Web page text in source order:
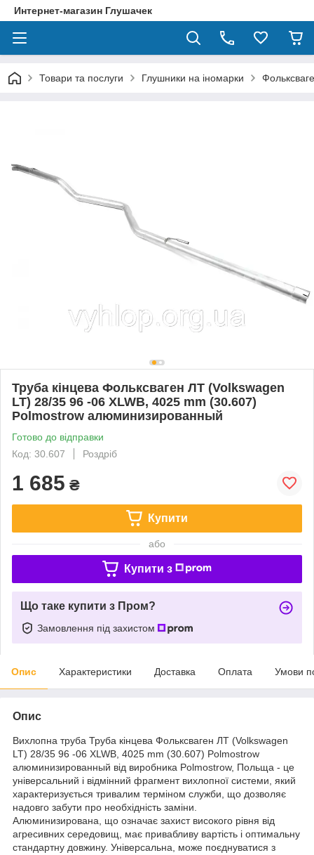
Интернет-магазин Глушачек
Товари та послуги Глушники на іномарки
Труба кінцева Фольксваген ЛТ (Volkswagen
LT) 28/35 96 -06 XLWB, 4025 mm (30.607)
Polmostrow алюминизированный
Готово до відправки
Код: 30.607
Роздріб
1 685 ₴
Купити
або
Купити з
Що таке купити з Пром?
Замовлення під захистом
Опис Характеристики Доставка Оплата Умови
Опис
Вихлопна труба Труба кінцева Фольксваген ЛТ (Volkswagen
LT) 28/35 96 -06 XLWB, 4025 mm (30.607) Polmostrow
алюминизированный від виробника Polmostrow, Польща - це
універсальний і відмінний фрагмент вихлопної системи, який
характеризується тривалим терміном служби, що дозволяє
надовго забути про необхідність заміни.
Алюминизирована, що означає захист високого рівня від
агресивних середовищ, має привабливу вартість і оптимальну
стандартну довжину. Універсальна, може поєднуватися з